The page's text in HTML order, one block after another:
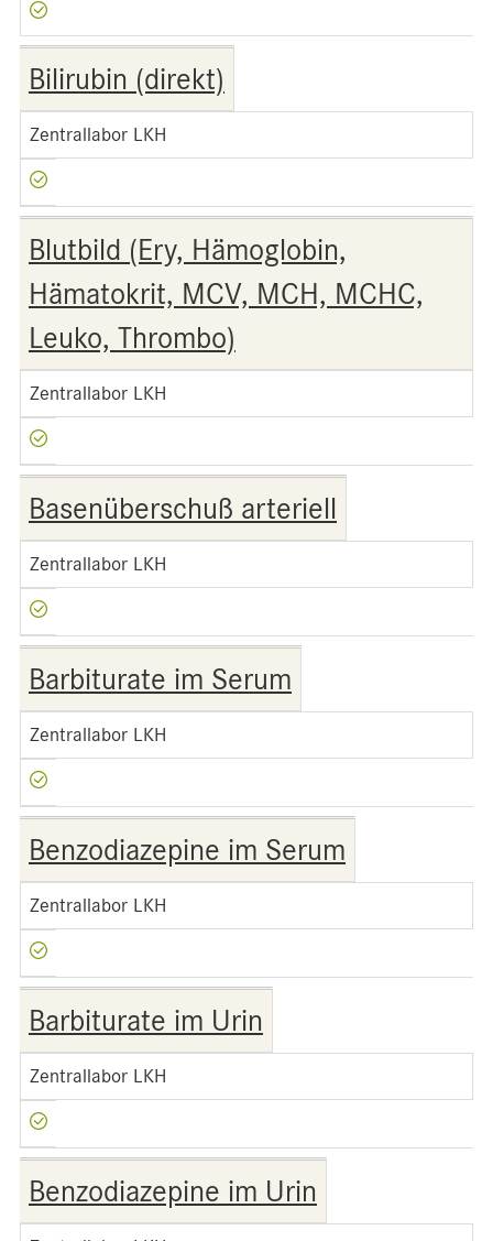
Bilirubin (direkt)
Zentrallabor LKH
Blutbild (Ery, Hämoglobin,
Hämatokrit, MCV, MCH, MCHC,
Leuko, Thrombo)
Zentrallabor LKH
Basenüberschuß arteriell
Zentrallabor LKH
Barbiturate im Serum
Zentrallabor LKH
Benzodiazepine im Serum
Zentrallabor LKH
Barbiturate im Urin
Zentrallabor LKH
Benzodiazepine im Urin